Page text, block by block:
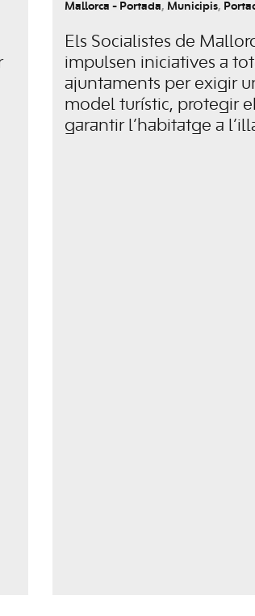
Mallorca - Portada, Municipis,
Els Socialistes de
impulsen iniciatives a
ajuntaments per exigir
model turístic, protegir
garantir l’habitatge a